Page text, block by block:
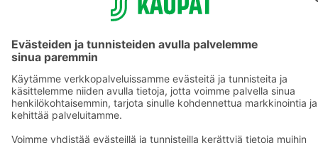
S-ostoslista -sovellus
Prisma.fi
Sokos.fi
S-Pankki
Yhteishyvä
Sokos Hotels
Raflaamo